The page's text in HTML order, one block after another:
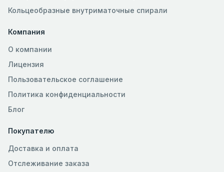
Кольцеобразные внутриматочные спирали
Компания
О компании
Лицензия
Пользовательское соглашение
Политика конфиденциальности
Блог
Покупателю
Доставка и оплата
Отслеживание заказа